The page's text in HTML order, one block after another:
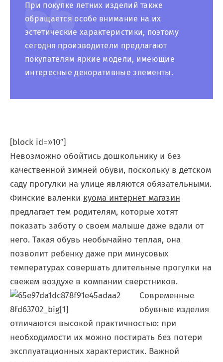
При покупке летних изделий также
обращается особе внимание на их
эстетические характеристики, поэтому
сегодня производители предлагают
покупателям яркие модели, имеющие
интересные декоративные элементы.
[block id=»10″]
Невозможно обойтись дошкольнику и без
качественной зимней обуви, поскольку в детском
саду прогулки на улице являются обязательными.
Финские валенки куома интернет магазин
предлагает тем родителям, которые хотят
показать заботу о своем малыше даже вдали от
него. Такая обувь необычайно теплая, она
позволит ребенку даже при минусовых
температурах совершать длительные прогулки на
свежем воздухе в компании сверстников.
Современные
обувные изделия
отличаются высокой практичностью: при
необходимости их можно постирать без потери
эксплуатационных характеристик. Важной